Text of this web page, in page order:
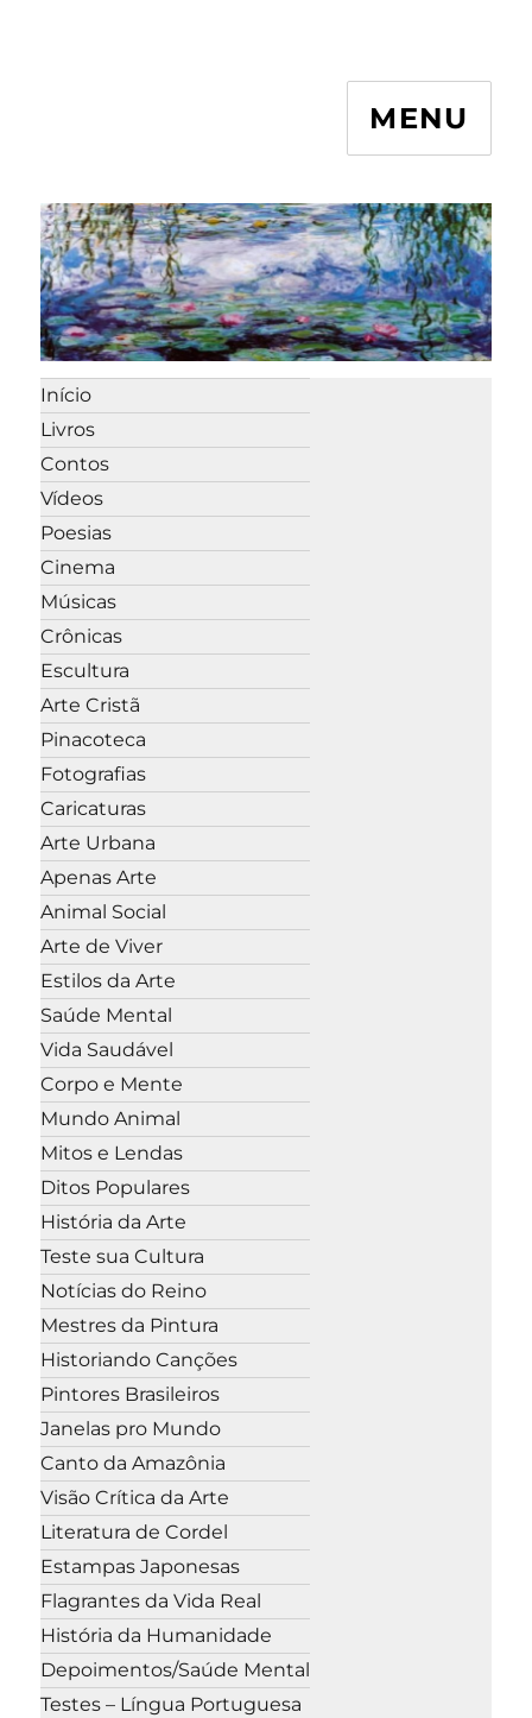
MENU
Início
Livros
Contos
Vídeos
Poesias
Cinema
Músicas
Crônicas
Escultura
Arte Cristã
Pinacoteca
Fotografias
Caricaturas
Arte Urbana
Apenas Arte
Animal Social
Arte de Viver
Estilos da Arte
Saúde Mental
Vida Saudável
Corpo e Mente
Mundo Animal
Mitos e Lendas
Ditos Populares
História da Arte
Teste sua Cultura
Notícias do Reino
Mestres da Pintura
Historiando Canções
Pintores Brasileiros
Janelas pro Mundo
Canto da Amazônia
Visão Crítica da Arte
Literatura de Cordel
Estampas Japonesas
Flagrantes da Vida Real
História da Humanidade
Depoimentos/Saúde Mental
Testes – Língua Portuguesa